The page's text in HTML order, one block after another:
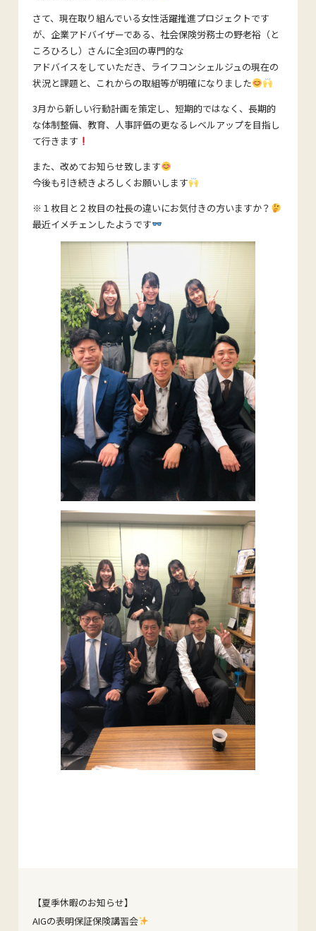
さて、現在取り組んでいる女性活躍推進プロジェクトです
が、企業アドバイザーである、社会保険労務士の野老裕（と
ころひろし）さんに全3回の専門的な
アドバイスをしていただき、ライフコンシェルジュの現在の
状況と課題と、これからの取組等が明確になりました
3月から新しい行動計画を策定し、短期的ではなく、長期的
な体制整備、教育、人事評価の更なるレベルアップを目指し
て行きます
また、改めてお知らせ致します
今後も引き続きよろしくお願いします
※１枚目と２枚目の社長の違いにお気付きの方いますか？
最近イメチェンしたようです
【夏季休暇のお知らせ】
AIGの表明保証保険講習会